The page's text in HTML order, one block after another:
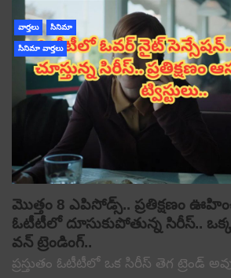
వార్తలు సినిమా
సినిమా వార్తలు
మొత్తం 8 ఎపిసోడ్స్.. ప్రతిక్షణం
ఓటీటీలో దూసుకుపోతున్న సిరీస్..
వన్ ట్రెండింగ్..
ప్రస్తుతం ఓటీటీలో ఒక సిరీస్ తెగ ట్రెండ్